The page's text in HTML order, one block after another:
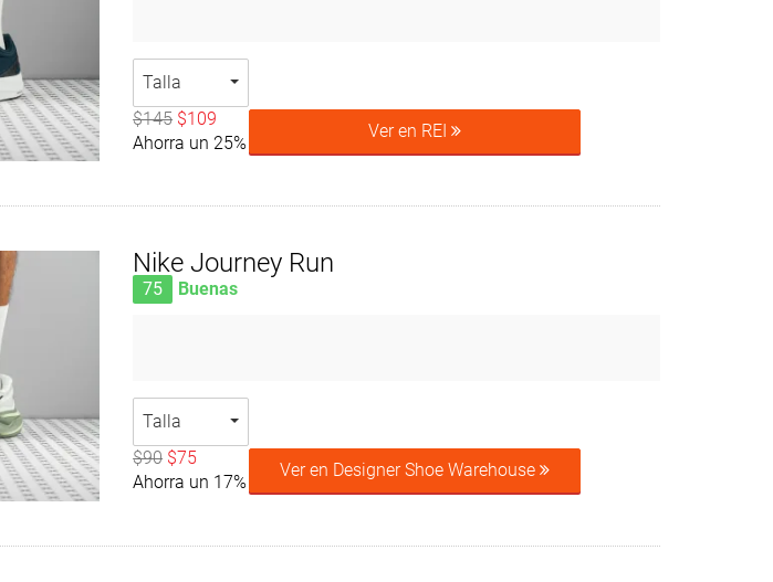
Talla
$145 $109
Ahorra un 25%
Ver en REI
Nike Journey Run
75 Buenas
Talla
$90 $75
Ahorra un 17%
Ver en Designer Shoe Warehouse